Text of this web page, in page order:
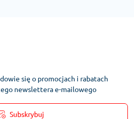
się o promocjach i rabatach
newslettera e-mailowego
Subskrybuj